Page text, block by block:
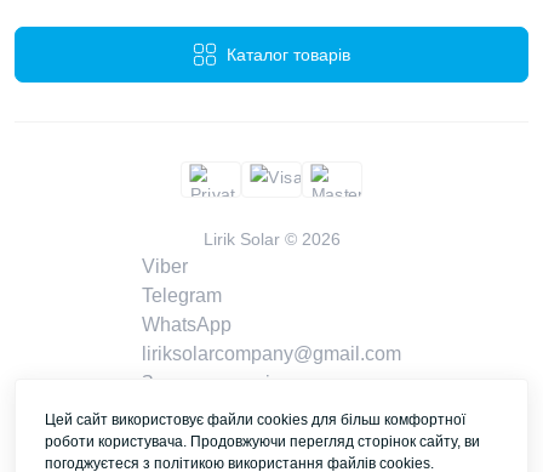
Каталог товарів
Lirik Solar © 2026
Viber
Telegram
WhatsApp
liriksolarcompany@gmail.com
Замовити дзвінок
Контакти
Цей сайт використовує файли cookies для більш комфортної
роботи користувача. Продовжуючи перегляд сторінок сайту, ви
погоджуєтеся з політикою використання файлів cookies.